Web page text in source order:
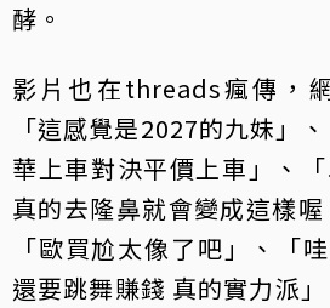
酵。
影片也在threads瘋傳，
「這感覺是2027的九妹」
華上車對決平價上車」、
真的去隆鼻就會變成這樣喔
「歐買尬太像了吧」、「
還要跳舞賺錢 真的實力派